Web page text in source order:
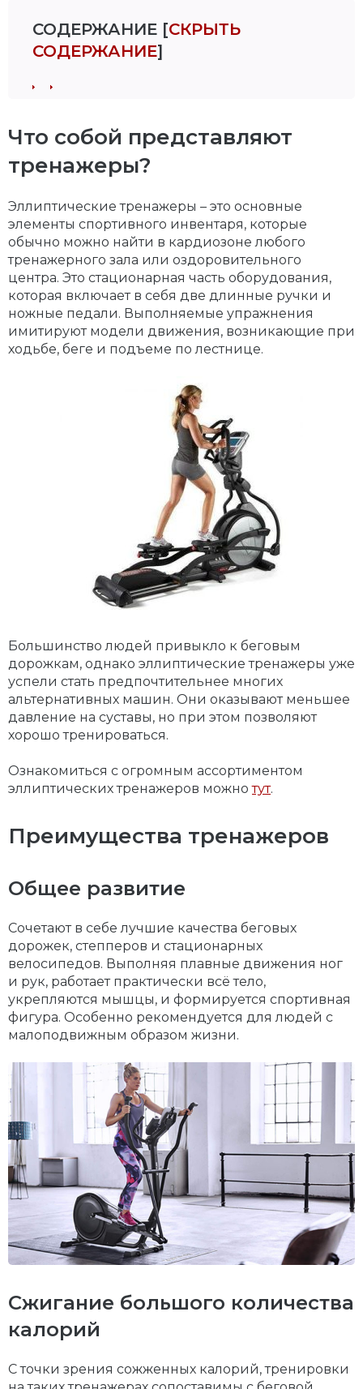
СОДЕРЖАНИЕ [СКРЫТЬ
СОДЕРЖАНИЕ]
Что собой представляют
тренажеры?
Эллиптические тренажеры – это основные
элементы спортивного инвентаря, которые
обычно можно найти в кардиозоне любого
тренажерного зала или оздоровительного
центра. Это стационарная часть оборудования,
которая включает в себя две длинные ручки и
ножные педали. Выполняемые упражнения
имитируют модели движения, возникающие при
ходьбе, беге и подъеме по лестнице.
Большинство людей привыкло к беговым
дорожкам, однако эллиптические тренажеры уже
успели стать предпочтительнее многих
альтернативных машин. Они оказывают меньшее
давление на суставы, но при этом позволяют
хорошо тренироваться.
Ознакомиться с огромным ассортиментом
эллиптических тренажеров можнотут.
Преимущества тренажеров
Общее развитие
Сочетают в себе лучшие качества беговых
дорожек, степперов и стационарных
велосипедов. Выполняя плавные движения ног
и рук, работает практически всё тело,
укрепляются мышцы, и формируется спортивная
фигура. Особенно рекомендуется для людей с
малоподвижным образом жизни.
Сжигание большого количества
калорий
С точки зрения сожженных калорий, тренировки